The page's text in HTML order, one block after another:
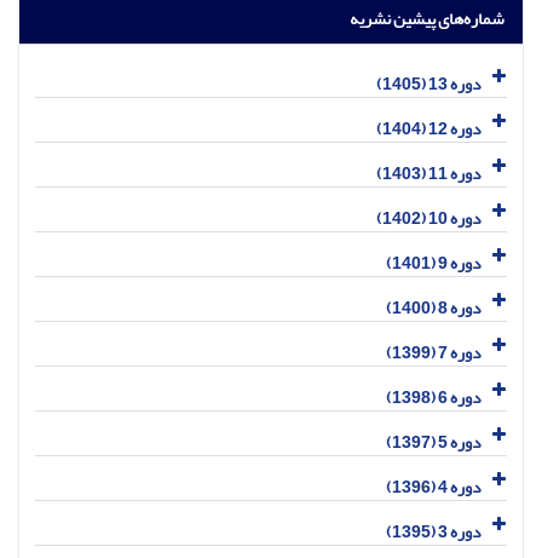
شماره‌های پیشین نشریه
دوره 13 (1405)
دوره 12 (1404)
دوره 11 (1403)
دوره 10 (1402)
دوره 9 (1401)
دوره 8 (1400)
دوره 7 (1399)
دوره 6 (1398)
دوره 5 (1397)
دوره 4 (1396)
دوره 3 (1395)